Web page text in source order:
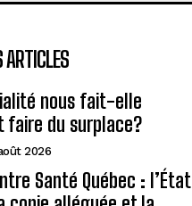
ARTICLES
nous fait-elle
faire du surplace?
2026
Santé Québec : l’État